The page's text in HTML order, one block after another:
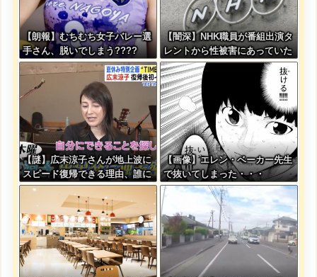
【朗報】むちむち女子バレー選
手さん、脱いでしまう????
【闇深】NHK職員が番組出演タ
レントから性被害にあっていた
ことが発覚してしまう・・・
【謎】広末涼子さんが地上波に
スピード復帰できる理由、誰に
も分からない・・・
【画像】エレン・ベーカー先生
で抜いてしまった・・・